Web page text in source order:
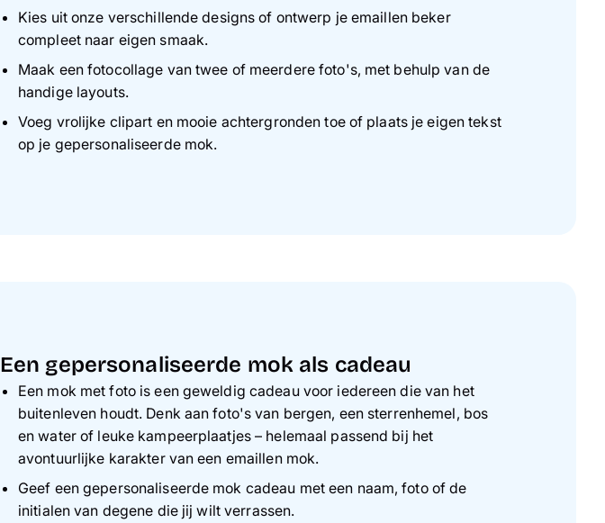
Kies uit onze verschillende designs of ontwerp je emaillen beker
compleet naar eigen smaak.
Maak een fotocollage van twee of meerdere foto's, met behulp van de
handige layouts.
Voeg vrolijke clipart en mooie achtergronden toe of plaats je eigen tekst
op je gepersonaliseerde mok.
Een gepersonaliseerde mok als cadeau
Een mok met foto is een geweldig cadeau voor iedereen die van het
buitenleven houdt. Denk aan foto's van bergen, een sterrenhemel, bos
en water of leuke kampeerplaatjes – helemaal passend bij het
avontuurlijke karakter van een emaillen mok.
Geef een gepersonaliseerde mok cadeau met een naam, foto of de
initialen van degene die jij wilt verrassen.